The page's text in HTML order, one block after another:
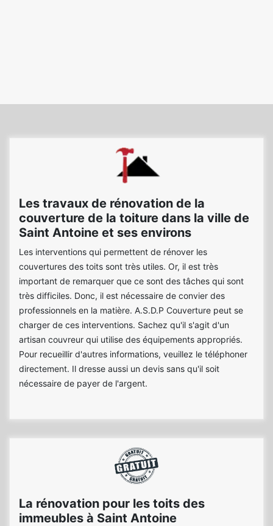
Les travaux de rénovation de la
couverture de la toiture dans la ville de
Saint Antoine et ses environs
Les interventions qui permettent de rénover les
couvertures des toits sont très utiles. Or, il est très
important de remarquer que ce sont des tâches qui sont
très difficiles. Donc, il est nécessaire de convier des
professionnels en la matière. A.S.D.P Couverture peut se
charger de ces interventions. Sachez qu'il s'agit d'un
artisan couvreur qui utilise des équipements appropriés.
Pour recueillir d'autres informations, veuillez le téléphoner
directement. Il dresse aussi un devis sans qu'il soit
nécessaire de payer de l'argent.
La rénovation pour les toits des
immeubles à Saint Antoine